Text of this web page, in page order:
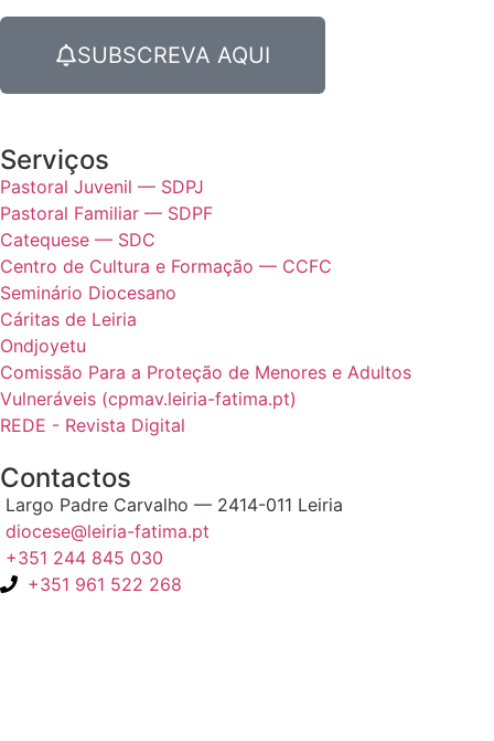
SUBSCREVA AQUI
Serviços
Pastoral Juvenil — SDPJ
Pastoral Familiar — SDPF
Catequese — SDC
Centro de Cultura e Formação — CCFC
Seminário Diocesano
Cáritas de Leiria
Ondjoyetu
Comissão Para a Proteção de Menores e Adultos
Vulneráveis (cpmav.leiria-fatima.pt)
REDE - Revista Digital
Contactos
Largo Padre Carvalho — 2414-011 Leiria
diocese@leiria-fatima.pt
+351 244 845 030
+351 961 522 268